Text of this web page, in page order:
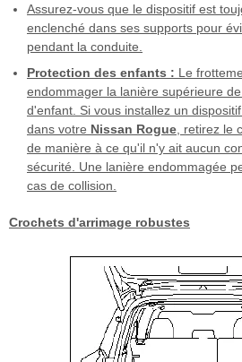
Assurez-vous que le dispositif est
enclenché dans ses supports pour
pendant la conduite.
Protection des enfants : Le
endommager la lanière supérieure
d'enfant. Si vous installez un
dans votre Nissan Rogue , retirez le
de manière à ce qu'il n'y ait aucun
sécurité. Une lanière endommagée
cas de collision.
Crochets d'arrimage robustes